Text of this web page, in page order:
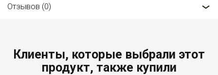
Отзывов (0)
Клиенты, которые выбрали этот
продукт, также купили